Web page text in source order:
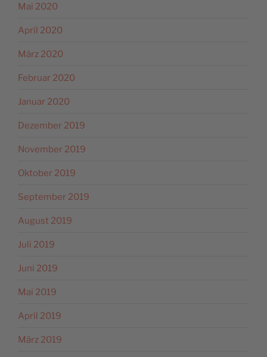
Mai 2020
April 2020
März 2020
Februar 2020
Januar 2020
Dezember 2019
November 2019
Oktober 2019
September 2019
August 2019
Juli 2019
Juni 2019
Mai 2019
April 2019
März 2019